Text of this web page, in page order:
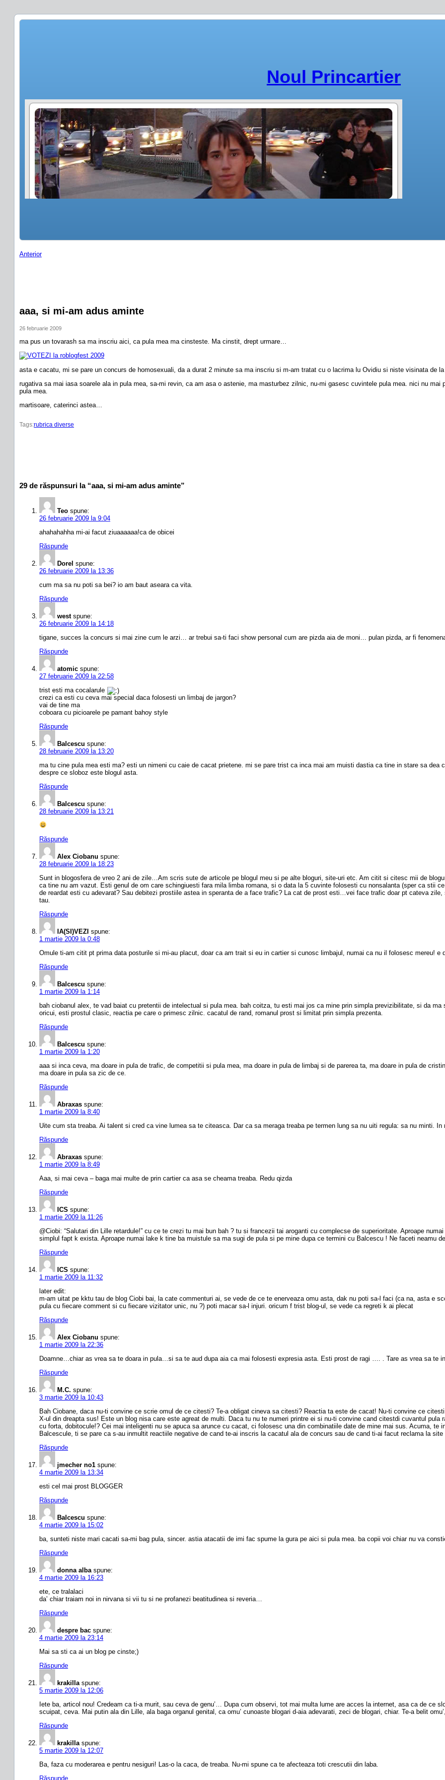
Noul Princartier
Anterior
aaa, si mi-am adus aminte
26 februarie 2009
ma pus un tovarash sa ma inscriu aici, ca pula mea ma cinsteste. Ma cinstit, drept urmare…
asta e cacatu, mi se pare un concurs de homosexuali, da a durat 2 minute sa ma inscriu si m-am tratat cu o lacrima lu Ovidiu si niste visinata de
rugativa sa mai iasa soarele ala in pula mea, sa-mi revin, ca am asa o astenie, ma masturbez zilnic, nu-mi gasesc cuvintele pula mea. nici nu
pula mea.
martisoare, caterinci astea…
Tags:rubrica diverse
29 de răspunsuri la “aaa, si mi-am adus aminte”
Teo spune:
26 februarie 2009 la 9:04
ahahahahha mi-ai facut ziuaaaaaa!ca de obicei
Răspunde
Dorel spune:
26 februarie 2009 la 13:36
cum ma sa nu poti sa bei? io am baut aseara ca vita.
Răspunde
west spune:
26 februarie 2009 la 14:18
tigane, succes la concurs si mai zine cum le arzi… ar trebui sa-ti faci show personal cum are pizda aia de moni… pulan pizda, ar fi
Răspunde
atomic spune:
27 februarie 2009 la 22:58
trist esti ma cocalarule
crezi ca esti cu ceva mai special daca folosesti un limbaj de jargon?
vai de tine ma
coboara cu picioarele pe pamant bahoy style
Răspunde
Balcescu spune:
28 februarie 2009 la 13:20
ma tu cine pula mea esti ma? esti un nimeni cu caie de cacat prietene. mi se pare trist ca inca mai am muisti dastia ca tine in stare sa
despre ce sloboz este blogul asta.
Răspunde
Balcescu spune:
28 februarie 2009 la 13:21
Răspunde
Alex Ciobanu spune:
28 februarie 2009 la 18:23
Sunt in blogosfera de vreo 2 ani de zile…Am scris sute de articole pe blogul meu si pe alte bloguri, site-uri etc. Am citit si citesc mii de
ca tine nu am vazut. Esti genul de om care schingiuesti fara mila limba romana, si o data la 5 cuvinte folosesti cu nonsalanta (sper ca stii
de reardat esti cu adevarat? Sau debitezi prostiile astea in speranta de a face trafic? La cat de prost esti…vei face trafic doar pt cateva
tau.
Răspunde
IA(SI)VEZI spune:
1 martie 2009 la 0:48
Omule ti-am citit pt prima data posturile si mi-au placut, doar ca am trait si eu in cartier si cunosc limbajul, numai ca nu il folosesc mereu! e
Răspunde
Balcescu spune:
1 martie 2009 la 1:14
bah ciobanul alex, te vad baiat cu pretentii de intelectual si pula mea. bah coitza, tu esti mai jos ca mine prin simpla previzibilitate, si da
oricui, esti prostul clasic, reactia pe care o primesc zilnic. cacatul de rand, romanul prost si limitat prin simpla prezenta.
Răspunde
Balcescu spune:
1 martie 2009 la 1:20
aaa si inca ceva, ma doare in pula de trafic, de competitii si pula mea, ma doare in pula de limbaj si de parerea ta, ma doare in pula de
ma doare in pula sa zic de ce.
Răspunde
Abraxas spune:
1 martie 2009 la 8:40
Uite cum sta treaba. Ai talent si cred ca vine lumea sa te citeasca. Dar ca sa meraga treaba pe termen lung sa nu uiti regula: sa nu minti. In
Răspunde
Abraxas spune:
1 martie 2009 la 8:49
Aaa, si mai ceva – baga mai multe de prin cartier ca asa se cheama treaba. Redu qizda
Răspunde
ICS spune:
1 martie 2009 la 11:26
@Ciobi: “Salutari din Lille retardule!” cu ce te crezi tu mai bun bah ? tu si francezii tai aroganti cu complecse de superioritate. Aproape
simplul fapt k exista. Aproape numai lake k tine ba muistule sa ma sugi de pula si pe mine dupa ce termini cu Balcescu ! Ne faceti neamu
Răspunde
ICS spune:
1 martie 2009 la 11:32
later edit:
m-am uitat pe kktu tau de blog Ciobi bai, la cate commenturi ai, se vede de ce te enerveaza omu asta, dak nu poti sa-l faci (ca na, asta e
pula cu fiecare comment si cu fiecare vizitator unic, nu ?) poti macar sa-l injuri. oricum f trist blog-ul, se vede ca regreti k ai plecat
Răspunde
Alex Ciobanu spune:
1 martie 2009 la 22:36
Doamne…chiar as vrea sa te doara in pula…si sa te aud dupa aia ca mai folosesti expresia asta. Esti prost de ragi …. . Tare as vrea sa te
Răspunde
M.C. spune:
3 martie 2009 la 10:43
Bah Ciobane, daca nu-ti convine ce scrie omul de ce citesti? Te-a obligat cineva sa citesti? Reactia ta este de cacat! Nu-ti convine ce
X-ul din dreapta sus! Este un blog nisa care este agreat de multi. Daca tu nu te numeri printre ei si nu-ti convine cand citestdi cuvantul pula
cu forta, dobitocule!? Cei mai inteligenti nu se apuca sa arunce cu cacat, ci folosesc una din combinatiile date de mine mai sus. Acuma, te
Balcescule, ti se pare ca s-au inmultit reactiile negative de cand te-ai inscris la cacatul ala de concurs sau de cand ti-ai facut reclama la site
Răspunde
jmecher no1 spune:
4 martie 2009 la 13:34
esti cel mai prost BLOGGER
Răspunde
Balcescu spune:
4 martie 2009 la 15:02
ba, sunteti niste mari cacati sa-mi bag pula, sincer. astia atacatii de imi fac spume la gura pe aici si pula mea. ba copii voi chiar nu va
Răspunde
donna alba spune:
4 martie 2009 la 16:23
ete, ce tralalaci
da’ chiar traiam noi in nirvana si vii tu si ne profanezi beatitudinea si reveria…
Răspunde
despre bac spune:
4 martie 2009 la 23:14
Mai sa sti ca ai un blog pe cinste;)
Răspunde
krakilla spune:
5 martie 2009 la 12:06
Iete ba, articol nou! Credeam ca ti-a murit, sau ceva de genu’… Dupa cum observi, tot mai multa lume are acces la internet, asa ca de ce
scuipat, ceva. Mai putin ala din Lille, ala baga organul genital, ca omu’ cunoaste blogari d-aia adevarati, zeci de blogari, chiar. Te-a belit
Răspunde
krakilla spune:
5 martie 2009 la 12:07
Ba, faza cu moderarea e pentru nesiguri! Las-o la caca, de treaba. Nu-mi spune ca te afecteaza toti crescutii din laba.
Răspunde